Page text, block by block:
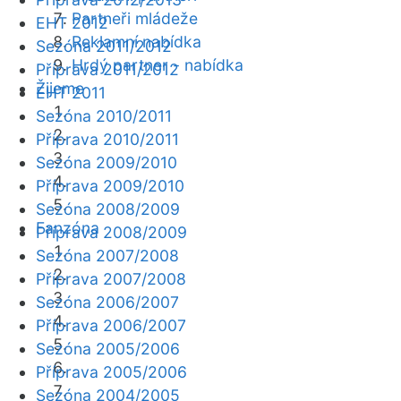
Partneři mládeže
Reklamní nabídka
Hrdý partner - nabídka
Žijeme
Fanzóna
EHT 2012
Sezóna 2011/2012
Příprava 2011/2012
EHT 2011
Sezóna 2010/2011
Příprava 2010/2011
Sezóna 2009/2010
Příprava 2009/2010
Sezóna 2008/2009
Příprava 2008/2009
Sezóna 2007/2008
Příprava 2007/2008
Sezóna 2006/2007
Příprava 2006/2007
Sezóna 2005/2006
Příprava 2005/2006
Sezóna 2004/2005